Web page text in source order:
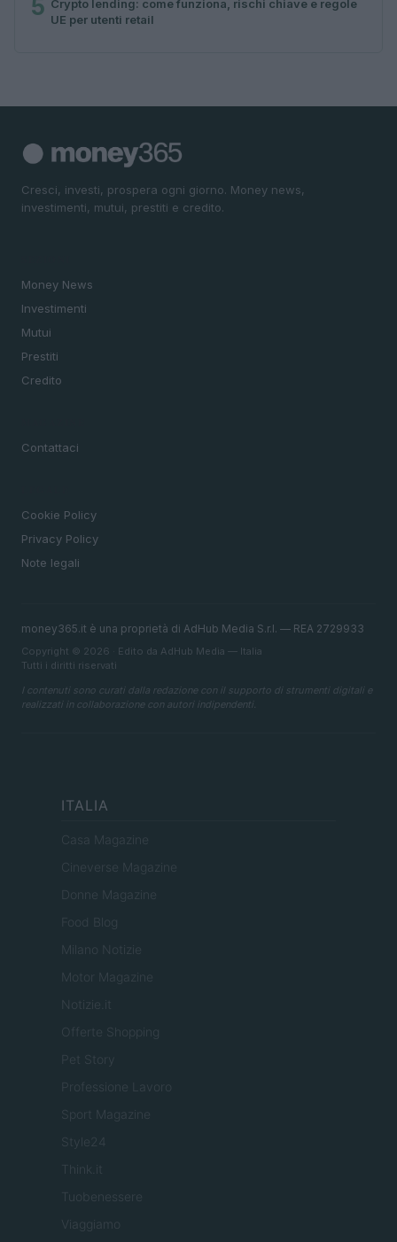
5 Crypto lending: come funziona, rischi chiave e regole
UE per utenti retail
Cresci, investi, prospera ogni giorno. Money news,
investimenti, mutui, prestiti e credito.
Money News
Investimenti
Mutui
Prestiti
Credito
Contattaci
Cookie Policy
Privacy Policy
Note legali
money365.it è una proprietà di AdHub Media S.r.l. — REA 2729933
Copyright © 2026 · Edito da AdHub Media — Italia
Tutti i diritti riservati
I contenuti sono curati dalla redazione con il supporto di strumenti digitali e
realizzati in collaborazione con autori indipendenti.
ITALIA
Casa Magazine
Cineverse Magazine
Donne Magazine
Food Blog
Milano Notizie
Motor Magazine
Notizie.it
Offerte Shopping
Pet Story
Professione Lavoro
Sport Magazine
Style24
Think.it
Tuobenessere
Viaggiamo